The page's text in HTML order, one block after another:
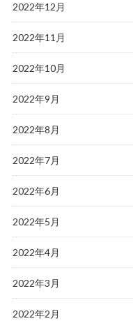
2022年12月
2022年11月
2022年10月
2022年9月
2022年8月
2022年7月
2022年6月
2022年5月
2022年4月
2022年3月
2022年2月